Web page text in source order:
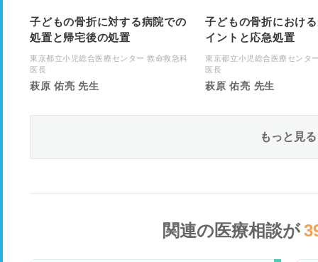
子どもの骨折に対する病院での
処置と帰宅後の処置
東京都立小児総合医療センター 救命救急科
医長
萩原 佑亮 先生
子どもの骨折におけ
イントと応急処置
東京都立小児総合医療センタ
医長
萩原 佑亮 先生
もっと見る
関連の医療相談が